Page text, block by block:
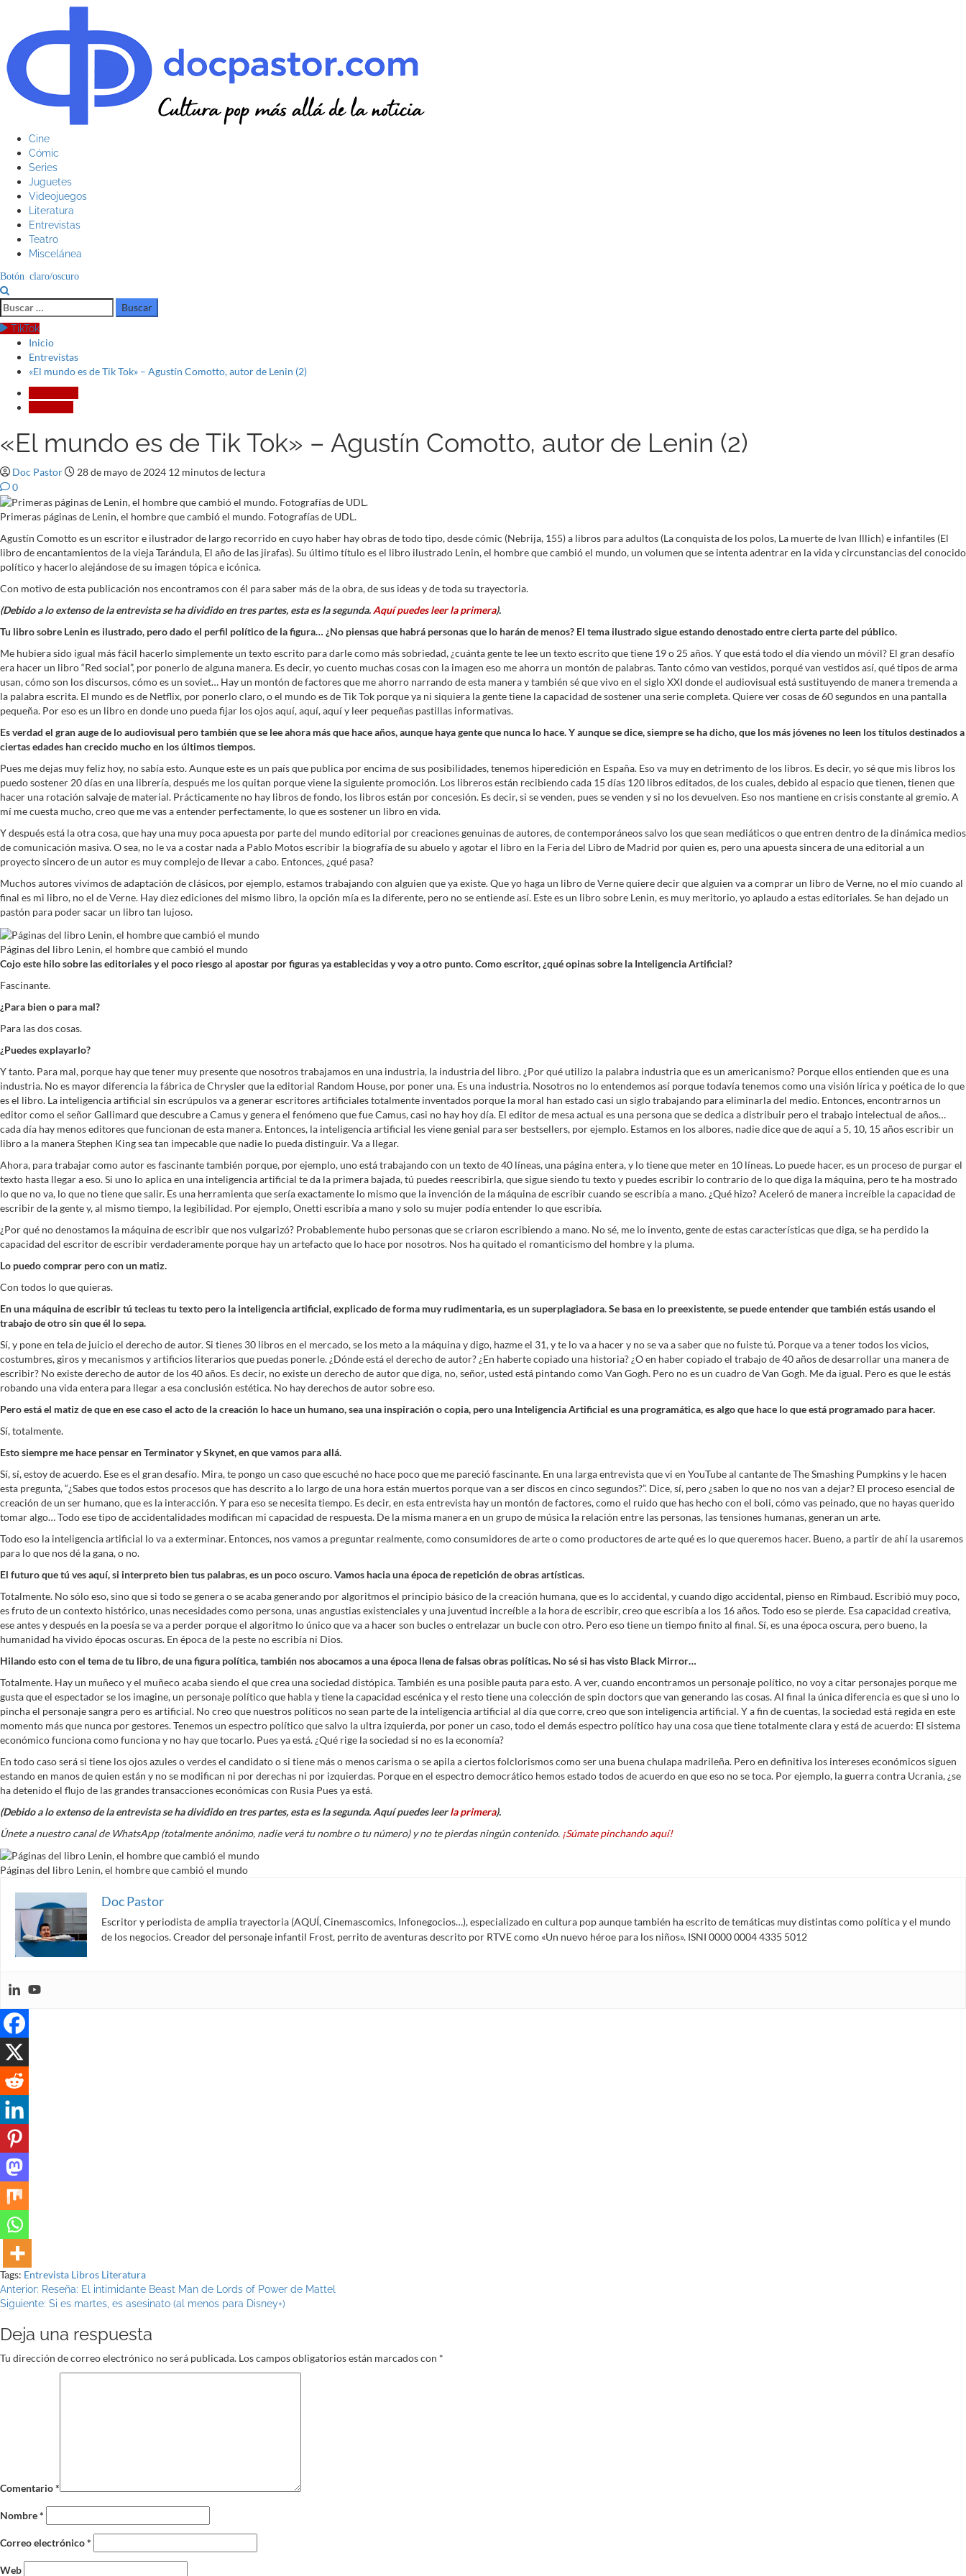
contenido
Menú
principal
Cine
Cómic
Series
Juguetes
Videojuegos
Literatura
Entrevistas
Teatro
Miscelánea
Botón claro/oscuro
Buscar:
TikTok
Inicio
Entrevistas
«El mundo es de Tik Tok» – Agustín Comotto, autor de Lenin (2)
«El mundo es de Tik Tok» – Agustín Comotto, autor de Lenin (2)
Doc Pastor 28 de mayo de 2024 12 minutos de lectura
0
Primeras páginas de Lenin, el hombre que cambió el mundo. Fotografías de UDL.
Agustín Comotto es un escritor e ilustrador de largo recorrido en cuyo haber hay obras de todo tipo, desde cómic (Nebrija, 155) a libros para adultos (La conquista de los polos, La muerte de Ivan Illich) e infantiles (El
libro de encantamientos de la vieja Tarándula, El año de las jirafas). Su último título es el libro ilustrado Lenin, el hombre que cambió el mundo, un volumen que se intenta adentrar en la vida y circunstancias del conocido
político y hacerlo alejándose de su imagen tópica e icónica.
Con motivo de esta publicación nos encontramos con él para saber más de la obra, de sus ideas y de toda su trayectoria.
(Debido a lo extenso de la entrevista se ha dividido en tres partes, esta es la segunda.Aquí puedes leer la primera).
Tu libro sobre Lenin es ilustrado, pero dado el perfil político de la figura… ¿No piensas que habrá personas que lo harán de menos? El tema ilustrado sigue estando denostado entre cierta parte del público.
Me hubiera sido igual más fácil hacerlo simplemente un texto escrito para darle como más sobriedad, ¿cuánta gente te lee un texto escrito que tiene 19 o 25 años. Y que está todo el día viendo un móvil? El gran desafío
era hacer un libro “Red social”, por ponerlo de alguna manera. Es decir, yo cuento muchas cosas con la imagen eso me ahorra un montón de palabras. Tanto cómo van vestidos, porqué van vestidos así, qué tipos de arma
usan, cómo son los discursos, cómo es un soviet… Hay un montón de factores que me ahorro narrando de esta manera y también sé que vivo en el siglo XXI donde el audiovisual está sustituyendo de manera tremenda a
la palabra escrita. El mundo es de Netflix, por ponerlo claro, o el mundo es de Tik Tok porque ya ni siquiera la gente tiene la capacidad de sostener una serie completa. Quiere ver cosas de 60 segundos en una pantalla
pequeña. Por eso es un libro en donde uno pueda fijar los ojos aquí, aquí, aquí y leer pequeñas pastillas informativas.
Es verdad el gran auge de lo audiovisual pero también que se lee ahora más que hace años, aunque haya gente que nunca lo hace. Y aunque se dice, siempre se ha dicho, que los más jóvenes no leen los títulos destinados a
ciertas edades han crecido mucho en los últimos tiempos.
Pues me dejas muy feliz hoy, no sabía esto. Aunque este es un país que publica por encima de sus posibilidades, tenemos hiperedición en España. Eso va muy en detrimento de los libros. Es decir, yo sé que mis libros los
puedo sostener 20 días en una librería, después me los quitan porque viene la siguiente promoción. Los libreros están recibiendo cada 15 días 120 libros editados, de los cuales, debido al espacio que tienen, tienen que
hacer una rotación salvaje de material. Prácticamente no hay libros de fondo, los libros están por concesión. Es decir, si se venden, pues se venden y si no los devuelven. Eso nos mantiene en crisis constante al gremio. A
mí me cuesta mucho, creo que me vas a entender perfectamente, lo que es sostener un libro en vida.
Y después está la otra cosa, que hay una muy poca apuesta por parte del mundo editorial por creaciones genuinas de autores, de contemporáneos salvo los que sean mediáticos o que entren dentro de la dinámica medios
de comunicación masiva. O sea, no le va a costar nada a Pablo Motos escribir la biografía de su abuelo y agotar el libro en la Feria del Libro de Madrid por quien es, pero una apuesta sincera de una editorial a un
proyecto sincero de un autor es muy complejo de llevar a cabo. Entonces, ¿qué pasa?
Muchos autores vivimos de adaptación de clásicos, por ejemplo, estamos trabajando con alguien que ya existe. Que yo haga un libro de Verne quiere decir que alguien va a comprar un libro de Verne, no el mío cuando al
final es mi libro, no el de Verne. Hay diez ediciones del mismo libro, la opción mía es la diferente, pero no se entiende así. Este es un libro sobre Lenin, es muy meritorio, yo aplaudo a estas editoriales. Se han dejado un
pastón para poder sacar un libro tan lujoso.
Páginas del libro Lenin, el hombre que cambió el mundo
Cojo este hilo sobre las editoriales y el poco riesgo al apostar por figuras ya establecidas y voy a otro punto. Como escritor, ¿qué opinas sobre la Inteligencia Artificial?
Fascinante.
¿Para bien o para mal?
Para las dos cosas.
¿Puedes explayarlo?
Y tanto. Para mal, porque hay que tener muy presente que nosotros trabajamos en una industria, la industria del libro. ¿Por qué utilizo la palabra industria que es un americanismo? Porque ellos entienden que es una
industria. No es mayor diferencia la fábrica de Chrysler que la editorial Random House, por poner una. Es una industria. Nosotros no lo entendemos así porque todavía tenemos como una visión lírica y poética de lo que
es el libro. La inteligencia artificial sin escrúpulos va a generar escritores artificiales totalmente inventados porque la moral han estado casi un siglo trabajando para eliminarla del medio. Entonces, encontrarnos un
editor como el señor Gallimard que descubre a Camus y genera el fenómeno que fue Camus, casi no hay hoy día. El editor de mesa actual es una persona que se dedica a distribuir pero el trabajo intelectual de años…
cada día hay menos editores que funcionan de esta manera. Entonces, la inteligencia artificial les viene genial para ser bestsellers, por ejemplo. Estamos en los albores, nadie dice que de aquí a 5, 10, 15 años escribir un
libro a la manera Stephen King sea tan impecable que nadie lo pueda distinguir. Va a llegar.
Ahora, para trabajar como autor es fascinante también porque, por ejemplo, uno está trabajando con un texto de 40 líneas, una página entera, y lo tiene que meter en 10 líneas. Lo puede hacer, es un proceso de purgar el
texto hasta llegar a eso. Si uno lo aplica en una inteligencia artificial te da la primera bajada, tú puedes reescribirla, que sigue siendo tu texto y puedes escribir lo contrario de lo que diga la máquina, pero te ha mostrado
lo que no va, lo que no tiene que salir. Es una herramienta que sería exactamente lo mismo que la invención de la máquina de escribir cuando se escribía a mano. ¿Qué hizo? Aceleró de manera increíble la capacidad de
escribir de la gente y, al mismo tiempo, la legibilidad. Por ejemplo, Onetti escribía a mano y solo su mujer podía entender lo que escribía.
¿Por qué no denostamos la máquina de escribir que nos vulgarizó? Probablemente hubo personas que se criaron escribiendo a mano. No sé, me lo invento, gente de estas características que diga, se ha perdido la
capacidad del escritor de escribir verdaderamente porque hay un artefacto que lo hace por nosotros. Nos ha quitado el romanticismo del hombre y la pluma.
Lo puedo comprar pero con un matiz.
Con todos lo que quieras.
En una máquina de escribir tú tecleas tu texto pero la inteligencia artificial, explicado de forma muy rudimentaria, es un superplagiadora. Se basa en lo preexistente, se puede entender que también estás usando el
trabajo de otro sin que él lo sepa.
Sí, y pone en tela de juicio el derecho de autor. Si tienes 30 libros en el mercado, se los meto a la máquina y digo, hazme el 31, y te lo va a hacer y no se va a saber que no fuiste tú. Porque va a tener todos los vicios,
costumbres, giros y mecanismos y artificios literarios que puedas ponerle. ¿Dónde está el derecho de autor? ¿En haberte copiado una historia? ¿O en haber copiado el trabajo de 40 años de desarrollar una manera de
escribir? No existe derecho de autor de los 40 años. Es decir, no existe un derecho de autor que diga, no, señor, usted está pintando como Van Gogh. Pero no es un cuadro de Van Gogh. Me da igual. Pero es que le estás
robando una vida entera para llegar a esa conclusión estética. No hay derechos de autor sobre eso.
Pero está el matiz de que en ese caso el acto de la creación lo hace un humano, sea una inspiración o copia, pero una Inteligencia Artificial es una programática, es algo que hace lo que está programado para hacer.
Sí, totalmente.
Esto siempre me hace pensar en Terminator y Skynet, en que vamos para allá.
Sí, sí, estoy de acuerdo. Ese es el gran desafío. Mira, te pongo un caso que escuché no hace poco que me pareció fascinante. En una larga entrevista que vi en YouTube al cantante de The Smashing Pumpkins y le hacen
esta pregunta, “¿Sabes que todos estos procesos que has descrito a lo largo de una hora están muertos porque van a ser discos en cinco segundos?”. Dice, sí, pero ¿saben lo que no nos van a dejar? El proceso esencial de
creación de un ser humano, que es la interacción. Y para eso se necesita tiempo. Es decir, en esta entrevista hay un montón de factores, como el ruido que has hecho con el boli, cómo vas peinado, que no hayas querido
tomar algo… Todo ese tipo de accidentalidades modifican mi capacidad de respuesta. De la misma manera en un grupo de música la relación entre las personas, las tensiones humanas, generan un arte.
Todo eso la inteligencia artificial lo va a exterminar. Entonces, nos vamos a preguntar realmente, como consumidores de arte o como productores de arte qué es lo que queremos hacer. Bueno, a partir de ahí la usaremos
para lo que nos dé la gana, o no.
El futuro que tú ves aquí, si interpreto bien tus palabras, es un poco oscuro. Vamos hacia una época de repetición de obras artísticas.
Totalmente. No sólo eso, sino que si todo se genera o se acaba generando por algoritmos el principio básico de la creación humana, que es lo accidental, y cuando digo accidental, pienso en Rimbaud. Escribió muy poco,
es fruto de un contexto histórico, unas necesidades como persona, unas angustias existenciales y una juventud increíble a la hora de escribir, creo que escribía a los 16 años. Todo eso se pierde. Esa capacidad creativa,
ese antes y después en la poesía se va a perder porque el algoritmo lo único que va a hacer son bucles o entrelazar un bucle con otro. Pero eso tiene un tiempo finito al final. Sí, es una época oscura, pero bueno, la
humanidad ha vivido épocas oscuras. En época de la peste no escribía ni Dios.
Hilando esto con el tema de tu libro, de una figura política, también nos abocamos a una época llena de falsas obras políticas. No sé si has visto Black Mirror…
Totalmente. Hay un muñeco y el muñeco acaba siendo el que crea una sociedad distópica. También es una posible pauta para esto. A ver, cuando encontramos un personaje político, no voy a citar personajes porque me
gusta que el espectador se los imagine, un personaje político que habla y tiene la capacidad escénica y el resto tiene una colección de spin doctors que van generando las cosas. Al final la única diferencia es que si uno lo
pincha el personaje sangra pero es artificial. No creo que nuestros políticos no sean parte de la inteligencia artificial al día que corre, creo que son inteligencia artificial. Y a fin de cuentas, la sociedad está regida en este
momento más que nunca por gestores. Tenemos un espectro político que salvo la ultra izquierda, por poner un caso, todo el demás espectro político hay una cosa que tiene totalmente clara y está de acuerdo: El sistema
económico funciona como funciona y no hay que tocarlo. Pues ya está. ¿Qué rige la sociedad si no es la economía?
En todo caso será si tiene los ojos azules o verdes el candidato o si tiene más o menos carisma o se apila a ciertos folclorismos como ser una buena chulapa madrileña. Pero en definitiva los intereses económicos siguen
estando en manos de quien están y no se modifican ni por derechas ni por izquierdas. Porque en el espectro democrático hemos estado todos de acuerdo en que eso no se toca. Por ejemplo, la guerra contra Ucrania, ¿se
ha detenido el flujo de las grandes transacciones económicas con Rusia Pues ya está.
(Debido a lo extenso de la entrevista se ha dividido en tres partes, esta es la segunda. Aquí puedes leerla primera).
Únete a nuestro canal de WhatsApp (totalmente anónimo, nadie verá tu nombre o tu número) y no te pierdas ningún contenido. ¡Súmate pinchando aquí!
Páginas del libro Lenin, el hombre que cambió el mundo
Doc Pastor
Escritor y periodista de amplia trayectoria (AQUÍ, Cinemascomics, Infonegocios…), especializado en cultura pop aunque también ha escrito de temáticas muy distintas como política y el mundo
de los negocios. Creador del personaje infantil Frost, perrito de aventuras descrito por RTVE como «Un nuevo héroe para los niños». ISNI 0000 0004 4335 5012
Tags: Entrevista Libros Literatura
Navegación
de
entradas
Anterior: Reseña: El intimidante Beast Man de Lords of Power de Mattel
Siguiente: Si es martes, es asesinato (al menos para Disney+)
Deja una respuesta
Tu dirección de correo electrónico no será publicada. Los campos obligatorios están marcados con *
Comentario*
Nombre*
Correo electrónico*
Web